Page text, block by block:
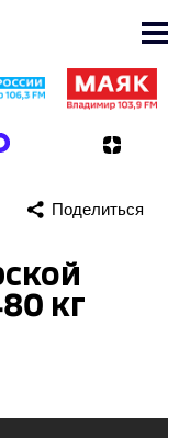
Поделиться
кг